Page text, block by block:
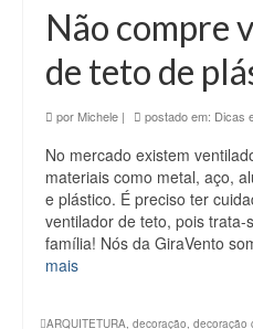
Não compre
de teto de
porMichele | postado em: Dicas
No mercado existem
materiais como metal, aço,
e plástico. É preciso ter
ventilador de teto, pois
família! Nós da GiraVento
mais
ARQUITETURA, decoração, decoração